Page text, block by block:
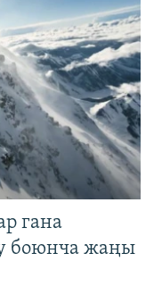
гана
боюнча жаңы